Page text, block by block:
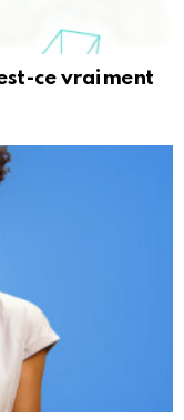
ce vraiment